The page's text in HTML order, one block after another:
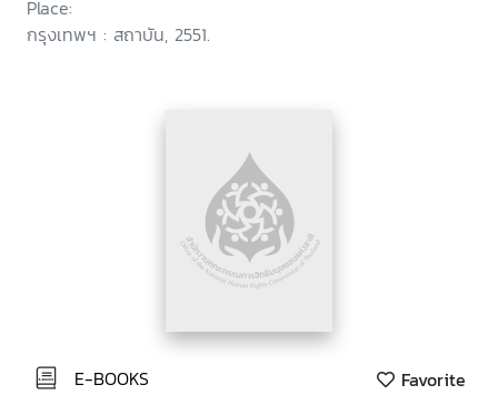
Place:
กรุงเทพฯ : สถาบัน, 2551.
E-BOOKS Favorite